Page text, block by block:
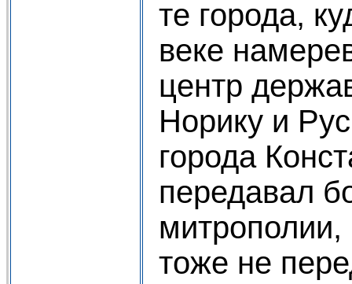
те города,
веке
центр
Норику и
города
передавал
тоже не